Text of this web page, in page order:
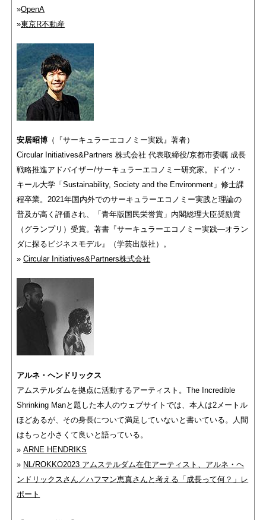
»OpenA
»東京R不動産
安居昭博 （『サーキュラーエコノミー実践』著者）
Circular Initiatives&Partners 株式会社 代表取締役/京都市委嘱 成長
戦略推進アドバイザー/サーキュラーエコノミー研究家。ドイツ・
キール大学「Sustainability, Society and the Environment」修士課
程卒業。2021年国内外でのサーキュラーエコノミー実践と理論の
普及が高く評価され、「青年版国民栄誉賞」内閣総理大臣奨励賞
（グランプリ）受賞。著書『サーキュラーエコノミー実践―オラン
ダに探るビジネスモデル』（学芸出版社）。
»Circular Initiatives&Partners株式会社
アルネ・ヘンドリックス
アムステルダムを拠点に活動するアーティスト。The Incredible
Shrinking Manと題した本人のウェブサイトでは、本人は2メートル
ほどあるが、その身長について満足していないと書いている。人間
はもっと小さくて良いと語っている。
»ARNE HENDRIKS
» NL/ROKKO2023 アムステルダム在住アーティスト、アルネ・ヘ
ンドリックスさん／ハフマン恵真さんと考える「成長って何？」レ
ポート